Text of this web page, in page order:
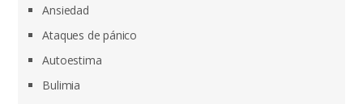
Ansiedad
Ataques de pánico
Autoestima
Bulimia